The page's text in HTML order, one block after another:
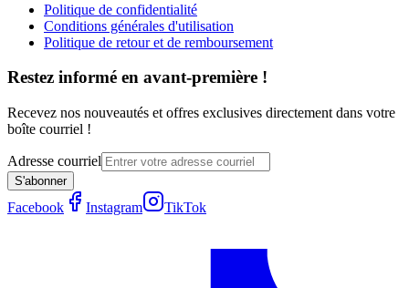
Politique de confidentialité
Conditions générales d'utilisation
Politique de retour et de remboursement
Restez informé en avant-première !
Recevez nos nouveautés et offres exclusives directement dans votre
boîte courriel !
Adresse courriel
S'abonner
Facebook Instagram TikTok